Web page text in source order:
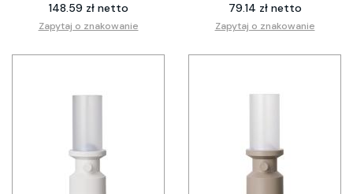
148.59 zł netto
Zapytaj o znakowanie
79.14 zł netto
Zapytaj o znakowanie